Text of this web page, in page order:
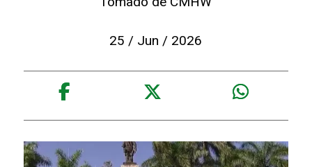
25 / Jun / 2026